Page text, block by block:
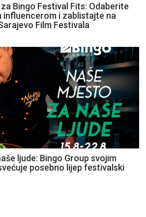
Bingo Festival Fits: Odaberite
influencerom i zablistajte na
Film Festivala
ljude: Bingo Group svojim
posebno lijep festivalski